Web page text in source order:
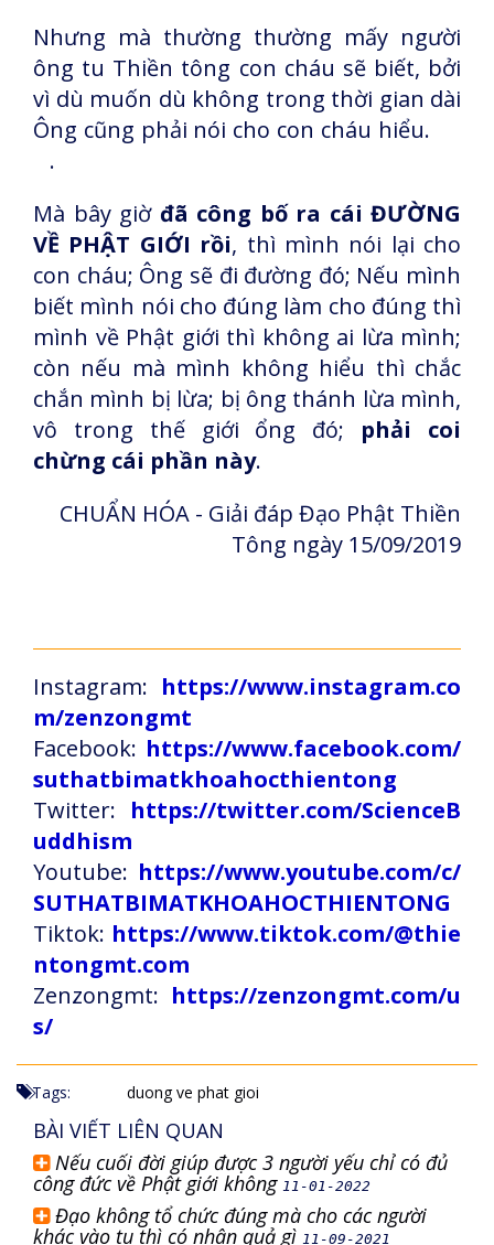
Nhưng mà thường thường mấy người
ông tu Thiền tông con cháu sẽ biết, bởi
vì dù muốn dù không trong thời gian dài
Ông cũng phải nói cho con cháu hiểu.
.
Mà bây giờ đã công bố ra cái ĐƯỜNG
VỀ PHẬT GIỚI rồi, thì mình nói lại cho
con cháu; Ông sẽ đi đường đó; Nếu mình
biết mình nói cho đúng làm cho đúng thì
mình về Phật giới thì không ai lừa mình;
còn nếu mà mình không hiểu thì chắc
chắn mình bị lừa; bị ông thánh lừa mình,
vô trong thế giới ổng đó; phải coi
chừng cái phần này.
CHUẨN HÓA - Giải đáp Đạo Phật Thiền
Tông ngày 15/09/2019
Instagram: https://www.instagram.co
m/zenzongmt
Facebook: https://www.facebook.com/
suthatbimatkhoahocthientong
Twitter: https://twitter.com/ScienceB
uddhism
Youtube: https://www.youtube.com/c/
SUTHATBIMATKHOAHOCTHIENTONG
Tiktok: https://www.tiktok.com/@thie
ntongmt.com
Zenzongmt: https://zenzongmt.com/u
s/
Tags: duong ve phat gioi
BÀI VIẾT LIÊN QUAN
Nếu cuối đời giúp được 3 người yếu chỉ có đủ
công đức về Phật giới không 11-01-2022
Đạo không tổ chức đúng mà cho các người
khác vào tu thì có nhân quả gì 11-09-2021